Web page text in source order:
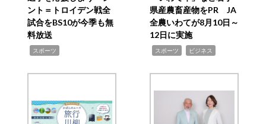
ント＝トロイデン戦全
試合をBS10が今季も無
料放送
スポーツ
県産農畜産物をPR JA
全農いわてが8月10日～
12日に実施
スポーツ ビジネス